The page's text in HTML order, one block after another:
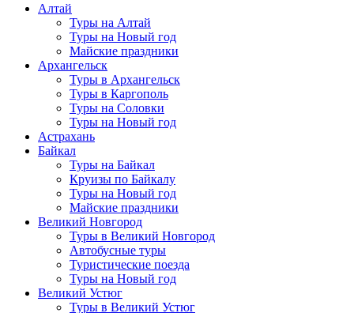
Алтай
Туры на Алтай
Туры на Новый год
Майские праздники
Архангельск
Туры в Архангельск
Туры в Каргополь
Туры на Соловки
Туры на Новый год
Астрахань
Байкал
Туры на Байкал
Круизы по Байкалу
Туры на Новый год
Майские праздники
Великий Новгород
Туры в Великий Новгород
Автобусные туры
Туристические поезда
Туры на Новый год
Великий Устюг
Туры в Великий Устюг